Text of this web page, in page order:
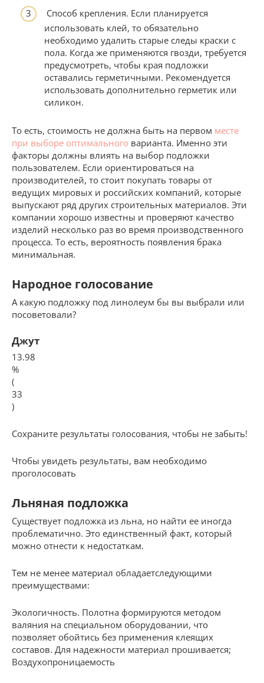
Способ крепления. Если планируется
использовать клей, то обязательно
необходимо удалить старые следы краски с
пола. Когда же применяются гвозди, требуется
предусмотреть, чтобы края подложки
оставались герметичными. Рекомендуется
использовать дополнительно герметик или
силикон.
То есть, стоимость не должна быть на первом месте
при выборе оптимального варианта. Именно эти
факторы должны влиять на выбор подложки
пользователем. Если ориентироваться на
производителей, то стоит покупать товары от
ведущих мировых и российских компаний, которые
выпускают ряд других строительных материалов. Эти
компании хорошо известны и проверяют качество
изделий несколько раз во время производственного
процесса. То есть, вероятность появления брака
минимальная.
Народное голосование
А какую подложку под линолеум бы вы выбрали или
посоветовали?
Джут
13.98
%
(
33
)
Сохраните результаты голосования, чтобы не забыть!
Чтобы увидеть результаты, вам необходимо
проголосовать
Льняная подложка
Существует подложка из льна, но найти ее иногда
проблематично. Это единственный факт, который
можно отнести к недостаткам.
Тем не менее материал обладаетследующими
преимуществами:
Экологичность. Полотна формируются методом
валяния на специальном оборудовании, что
позволяет обойтись без применения клеящих
составов. Для надежности материал прошивается;
Воздухопроницаемость